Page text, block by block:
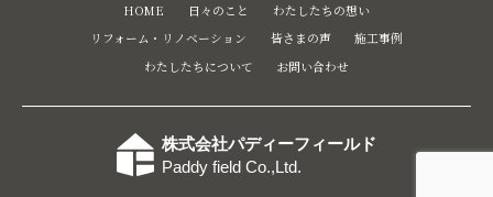
HOME 日々のこと
わたしたちの想い
リフォーム・リノベーション
皆さまの声
施工事例
わたしたちについて
お問い合わせ
株式会社パディーフィールド
Paddy field Co.,Ltd.